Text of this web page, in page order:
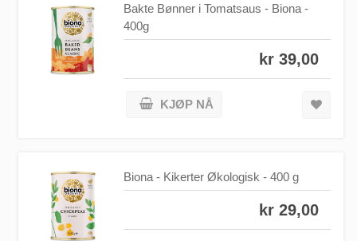
Bakte Bønner i Tomatsaus - Biona -
400g
kr 39,00
KJØP NÅ
Biona - Kikerter Økologisk - 400 g
kr 29,00